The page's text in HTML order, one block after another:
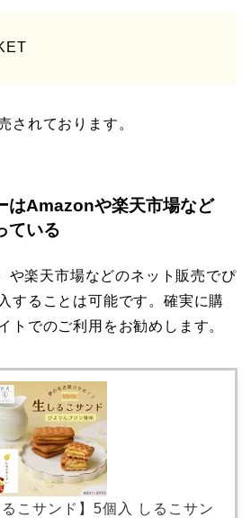
されております。
はAmazonや楽天市場など
ている
や楽天市場などのネット販売でぴ
することは可能です。確実に購
トでのご利用をお勧めします。
るこサンド】5個入 しるこサン